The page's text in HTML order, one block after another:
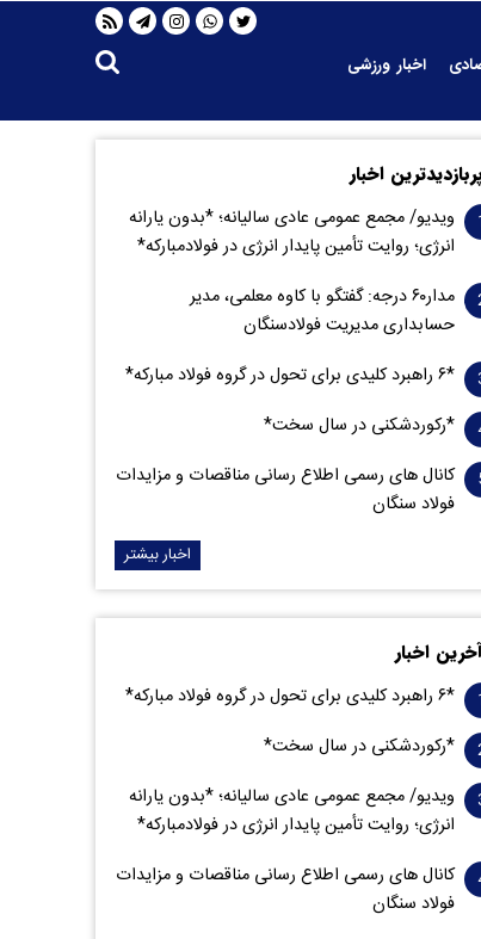
اخبار ورزشی
اخبار
ویدیو/ مجمع عمومی عادی سالیانه؛ *بدون یارانه
انرژی؛ روایت تأمین پایدار انرژی در فولادمبارکه*
مدار‌۶٠ درجه: گفتگو با کاوه معلمی، مدیر
حسابداری مدیریت فولادسنگان
*۶ راهبرد کلیدی برای تحول در گروه فولاد مبارکه*
*رکوردشکنی در سال سخت*
کانال های رسمی اطلاع رسانی مناقصات و مزایدات
فولاد سنگان
اخبار بیشتر
اخبار
*۶ راهبرد کلیدی برای تحول در گروه فولاد مبارکه*
*رکوردشکنی در سال سخت*
ویدیو/ مجمع عمومی عادی سالیانه؛ *بدون یارانه
انرژی؛ روایت تأمین پایدار انرژی در فولادمبارکه*
کانال های رسمی اطلاع رسانی مناقصات و مزایدات
فولاد سنگان